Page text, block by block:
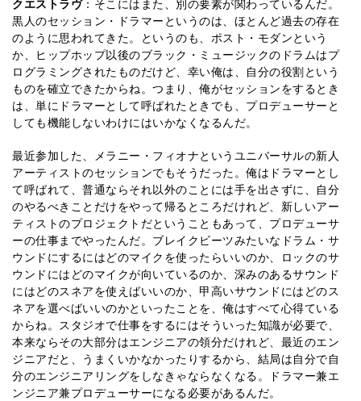
黒人のセッション・ドラマーというのは、ほとんど過去の存在
のように思われてきた。というのも、ポスト・モダンという
か、ヒップホップ以後のブラック・ミュージックのドラムはプ
ログラミングされたものだけど、幸い俺は、自分の役割という
ものを確立できたからね。つまり、俺がセッションをするとき
は、単にドラマーとして呼ばれたときでも、プロデューサーと
しても機能しないわけにはいかなくなるんだ。
最近参加した、メラニー・フィオナというユニバーサルの新人
アーティストのセッションでもそうだった。俺はドラマーとし
て呼ばれて、普通ならそれ以外のことには手を出さずに、自分
のやるべきことだけをやって帰るところだけれど、新しいアー
ティストのプロジェクトだということもあって、プロデューサ
ーの仕事までやったんだ。ブレイクビーツみたいなドラム・サ
ウンドにするにはどのマイクを使ったらいいのか、ロックのサ
ウンドにはどのマイクが向いているのか、深みのあるサウンド
にはどのスネアを使えばいいのか、甲高いサウンドにはどのス
ネアを選べばいいのかといったことを、俺はすべて心得ている
からね。スタジオで仕事をするにはそういった知識が必要で、
本来ならその大部分はエンジニアの領分だけれど、最近のエン
ジニアだと、うまくいかなかったりするから、結局は自分で自
分のエンジニアリングをしなきゃならなくなる。ドラマー兼エ
ンジニア兼プロデューサーになる必要があるんだ。